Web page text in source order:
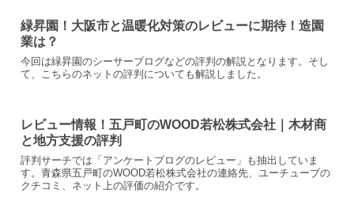
緑昇園！大阪市と温暖化対策のレビューに期待！造園
業は？
今回は緑昇園のシーサーブログなどの評判の解説となります。そし
て、こちらのネットの評判についても解説しました。
レビュー情報！五戸町のWOOD若松株式会社｜木材商
と地方支援の評判
評判サーチでは「アンケートブログのレビュー」も抽出していま
す。青森県五戸町のWOOD若松株式会社の連絡先、ユーチューブの
クチコミ、ネット上の評価の紹介です。